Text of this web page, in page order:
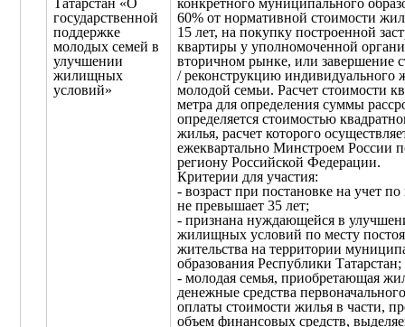
Татарстан «О
государственной
поддержке
молодых семей в
улучшении
жилищных
условий»
конкретного муниципального
60% от нормативной стоимости
15 лет, на покупку построенной
квартиры у уполномоченной
вторичном рынке, или завершение
/ реконструкцию индивидуального
молодой семьи. Расчет стоимости
метра для определения суммы
определяется стоимостью
жилья, расчет которого
ежеквартально Минстроем России
региону Российской Федерации.
Критерии для участия:
- возраст при постановке на учет
не превышает 35 лет;
- признана нуждающейся в
жилищных условий по месту
жительства на территории
образования Республики Татарстан;
- молодая семья, приобретающая
денежные средства
оплаты стоимости жилья в части,
объем финансовых средств,